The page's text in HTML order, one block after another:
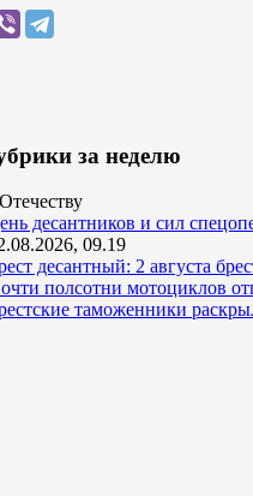
за неделю
десантников и сил
09.19
десантный: 2 августа
полсотни мотоциклов
таможенники